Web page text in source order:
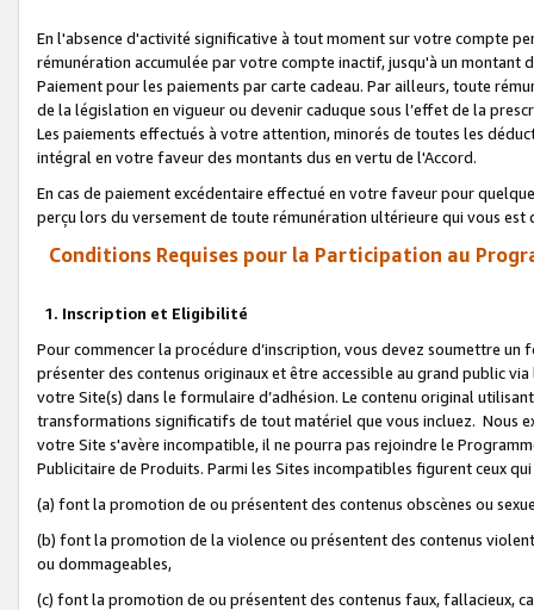
En l'absence d'activité significative à tout moment sur votre compte
rémunération accumulée par votre compte inactif, jusqu'à un montant
Paiement pour les paiements par carte cadeau. Par ailleurs, toute
de la législation en vigueur ou devenir caduque sous l’effet de la
Les paiements effectués à votre attention, minorés de toutes les
intégral en votre faveur des montants dus en vertu de l'Accord.
En cas de paiement excédentaire effectué en votre faveur pour
perçu lors du versement de toute rémunération ultérieure qui vous est
Conditions Requises pour la Participation au
1. Inscription et Eligibilité
Pour commencer la procédure d’inscription, vous devez soumettre
présenter des contenus originaux et être accessible au grand public
votre Site(s) dans le formulaire d’adhésion. Le contenu original
transformations significatifs de tout matériel que vous incluez. Nous
votre Site s'avère incompatible, il ne pourra pas rejoindre le
Publicitaire de Produits. Parmi les Sites incompatibles figurent ceux
(a) font la promotion de ou présentent des contenus obscènes ou
(b) font la promotion de la violence ou présentent des contenus
ou dommageables,
(c) font la promotion de ou présentent des contenus faux, fallacieux,